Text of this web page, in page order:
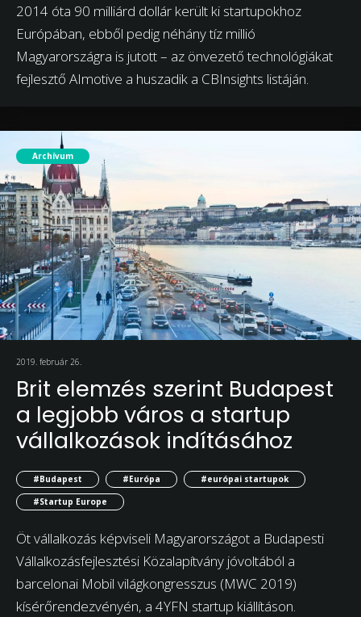
2014 óta 90 milliárd dollár került ki startupokhoz
Európában, ebből pedig néhány tíz millió
Magyarországra is jutott – az önvezető technológiákat
fejlesztő AImotive a huszadik a CBInsights listáján.
Archívum
2019. február 26.
Brit elemzés szerint Budapest
a legjobb város a startup
vállalkozások indításához
#Budapest #Európa
#európai startupok
#Startup Europe
Öt vállalkozás képviseli Magyarországot a Budapesti
Vállalkozásfejlesztési Közalapítvány jóvoltából a
barcelonai Mobil világkongresszus (MWC 2019)
kísérőrendezvényén, a 4YFN startup kiállításon.